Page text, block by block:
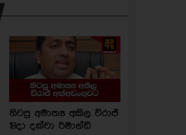
හිටපු අමාත්‍ය අකිල විරාජ්
18දා දක්වා රිමාන්ඩ්